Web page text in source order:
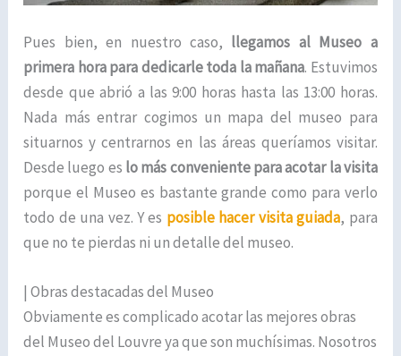
Pues bien, en nuestro caso, llegamos al Museo a
primera hora para dedicarle toda la mañana. Estuvimos
desde que abrió a las 9:00 horas hasta las 13:00 horas.
Nada más entrar cogimos un mapa del museo para
situarnos y centrarnos en las áreas queríamos visitar.
Desde luego es lo más conveniente para acotar la visita
porque el Museo es bastante grande como para verlo
todo de una vez. Y es posible hacer visita guiada, para
que no te pierdas ni un detalle del museo.
| Obras destacadas del Museo
Obviamente es complicado acotar las mejores obras
del Museo del Louvre ya que son muchísimas. Nosotros